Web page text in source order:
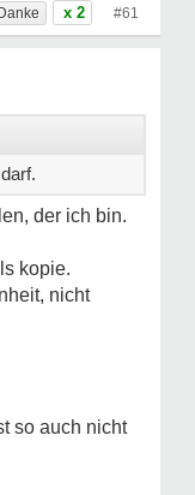
x 2 #61
der ich bin.
kopie.
nicht
so auch nicht